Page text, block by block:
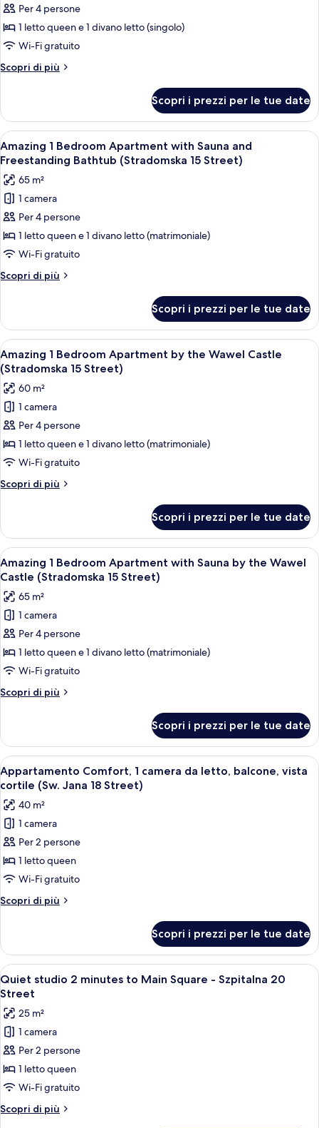
25
Classic,
1
camera
letto,
cucina
(Sw.
Jana
13
Street)
Per 4 persone
1 letto queen e 1 divano letto (singolo)
Wi-Fi gratuito
Scopri di più
Altri
Classic,
camera
da
non
fumatori,
cucina
(Sw.
Jana
Street)
Scopri i prezzi per le tue date
Apri
tutte
le
foto
per
Amazing
1
Bedroom
Apartment
with
and
Freestanding
Bathtub
(Stradomska
15
Street)
Un soggiorno moderno con divano,
37
Amazing 1 Bedroom Apartment with Sauna and
Freestanding Bathtub (Stradomska 15 Street)
65 m²
1 camera
Per 4 persone
1 letto queen e 1 divano letto (matrimoniale)
Wi-Fi gratuito
Scopri di più
Altri
1
Bedroom
Apartment
with
Sauna
and
Freestanding
Bathtub
(Stradomska
15
Scopri i prezzi per le tue date
Apri
tutte
le
foto
per
Amazing
1
Bedroom
Apartment
by
Wawel
Castle
(Stradomska
15
Street)
Un soggiorno moderno con un
23
Amazing 1 Bedroom Apartment by the Wawel Castle
(Stradomska 15 Street)
60 m²
1 camera
Per 4 persone
1 letto queen e 1 divano letto (matrimoniale)
Wi-Fi gratuito
Scopri di più
Altri
1
Bedroom
Apartment
by
Wawel
Castle
(Stradomska
15
Street)
Scopri i prezzi per le tue date
Apri
tutte
le
foto
per
Amazing
1
Bedroom
Apartment
with
by
the
Wawel
Castle
(Stradomska
15
Street)
Un soggiorno moderno con divano,
28
Amazing 1 Bedroom Apartment with Sauna by the Wawel
Castle (Stradomska 15 Street)
65 m²
1 camera
Per 4 persone
1 letto queen e 1 divano letto (matrimoniale)
Wi-Fi gratuito
Scopri di più
Altri
1
Bedroom
Apartment
with
by
the
Wawel
Castle
(Stradomska
Street)
Scopri i prezzi per le tue date
Apri
tutte
le
foto
per
Appartamento
Comfort,
1
camera
da
balcone,
vista
cortile
(Sw.
Jana
18
Street)
Camera d'albergo con un grande
15
Appartamento Comfort, 1 camera da letto, balcone, vista
cortile (Sw. Jana 18 Street)
40 m²
1 camera
Per 2 persone
1 letto queen
Wi-Fi gratuito
Scopri di più
Altri
Comfort,
camera
da
balcone,
vista
cortile
(Sw.
Jana
Street)
Scopri i prezzi per le tue date
Apri
tutte
le
foto
per
Quiet
studio
2
minutes
to
Una camera d'albergo con un letto,
6
Quiet studio 2 minutes to Main Square - Szpitalna 20
Street
25 m²
1 camera
Per 2 persone
1 letto queen
Wi-Fi gratuito
Scopri di più
Altri